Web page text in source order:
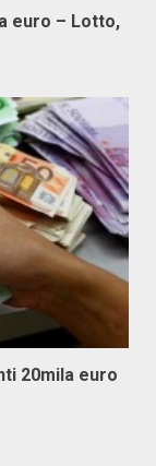
euro – Lotto,
20mila euro